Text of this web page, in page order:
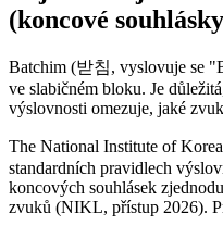
(koncové
Batchim (받침, vyslovuje se
ve slabičném bloku. Je
výslovnosti omezuje, jaké
The National Institute of
standardních pravidlech
koncových souhlásek
zvuků (NIKL, přístup 2026).